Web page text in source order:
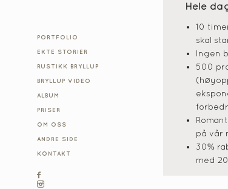
PORTFOLIO
EKTE STORIER
RUSTIKK BRYLLUP
BRYLLUP VIDEO
ALBUM
PRISER
OM OSS
ANDRE SIDE
KONTAKT
Hele
10
skal
Ingen
500
på vår
30%
med